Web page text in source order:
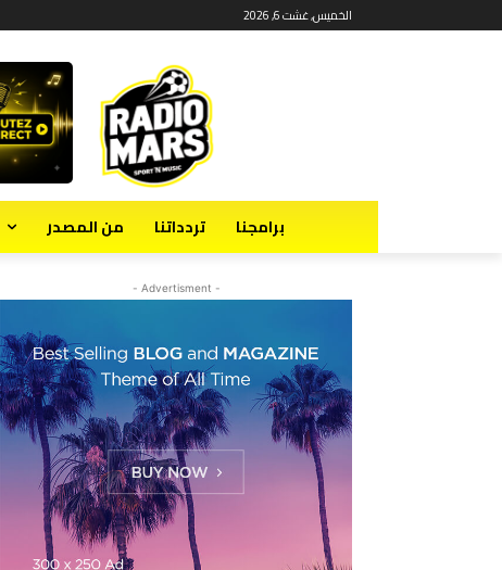
الخميس, غشت 6, 2026
برامجنا تردداتنا من المصدر
- Advertisment -